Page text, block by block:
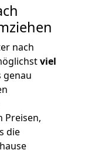
nach
viel
genau
Preisen,
die